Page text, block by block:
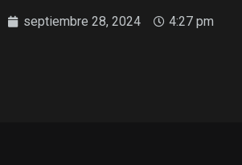
septiembre 28, 2024 4:27 pm